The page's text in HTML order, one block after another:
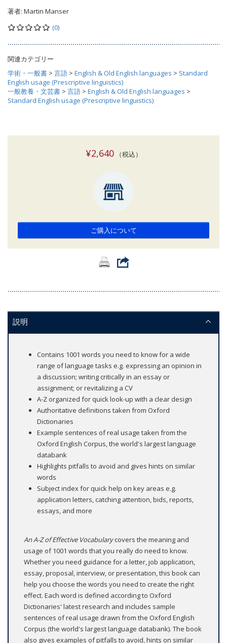
著者: Martin Manser
(0)
関連カテゴリー
学術・一般書 > 言語 > English & Old English languages > Standard
English usage (Prescriptive linguistics)
一般教養・文芸書 > 言語 > English & Old English languages >
Standard English usage (Prescriptive linguistics)
¥2,640（税込）
ご購入について
説明
Contains 1001 words you need to know for a wide
range of language tasks e.g. expressing an opinion in
a discussion; writing critically in an essay or
assignment; or revitalizing a CV
A-Z organized for quick look-up with a clear design
Authoritative definitions taken from Oxford
Dictionaries
Example sentences of real usage taken from the
Oxford English Corpus, the world's largest language
databank
Highlights pitfalls to avoid and gives hints on similar
words
Subject index for quick help on key areas e.g.
application letters, catching attention, bids, reports,
essays, and more
AnA-Z of Effective Vocabularycovers the meaning and
usage of 1001 words that you really do need to know.
Whether you need guidance for a letter, job application,
essay, proposal, interview, or presentation, this book can
help you choose the words you need to create the right
effect. Each word is defined according to Oxford
Dictionaries' latest research and includes sample
sentences of real usage drawn from the Oxford English
Corpus (the world's largest language databank). The book
also gives examples of pitfalls to avoid, hints on similar